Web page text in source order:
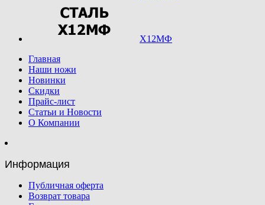
Х12МФ
Главная
Наши ножи
Новинки
Скидки
Прайс-лист
Статьи и Новости
О Компании
Информация
Публичная оферта
Возврат товара